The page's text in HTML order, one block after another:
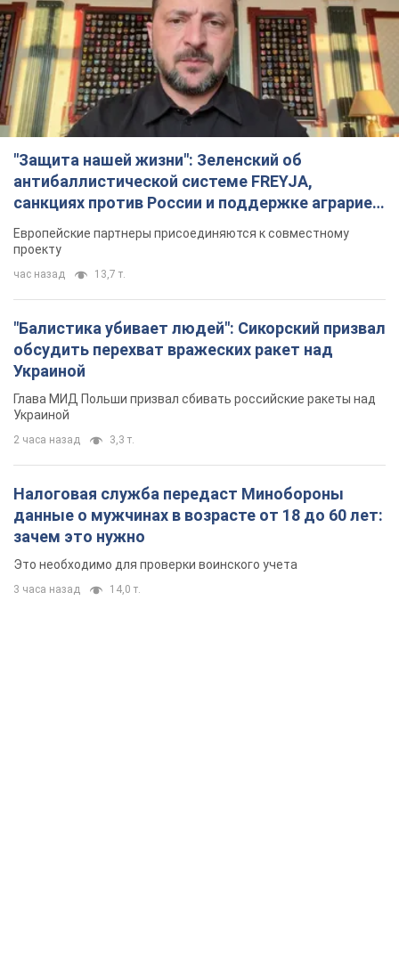
проекту
час назад 13,7 т.
"Балистика убивает людей": Сикорский призвал
обсудить перехват вражеских ракет над
Украиной
Глава МИД Польши призвал сбивать российские ракеты над
Украиной
2 часа назад 3,3 т.
Налоговая служба передаст Минобороны
данные о мужчинах в возрасте от 18 до 60 лет:
зачем это нужно
Это необходимо для проверки воинского учета
3 часа назад 14,0 т.